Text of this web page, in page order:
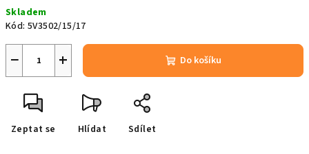
cena:
Skladem
Kód: 5V3502/15/17
+
− Do košíku
Zeptat se Hlídat Sdílet